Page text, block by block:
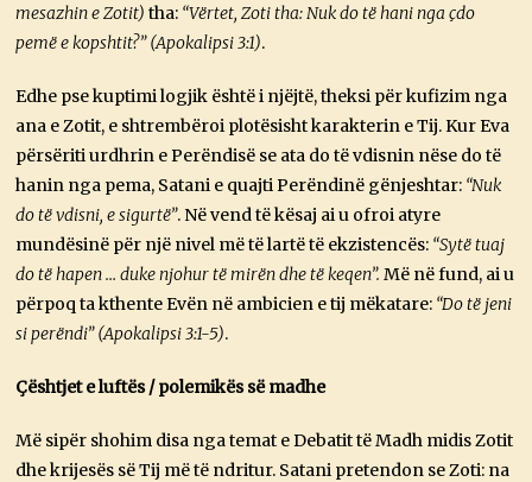
mesazhin e Zotit) tha: “Vërtet, Zoti tha: Nuk do të hani nga çdo
pemë e kopshtit?” (Apokalipsi 3:1).
Edhe pse kuptimi logjik është i njëjtë, theksi për kufizim nga
ana e Zotit, e shtrembëroi plotësisht karakterin e Tij. Kur Eva
përsëriti urdhrin e Perëndisë se ata do të vdisnin nëse do të
hanin nga pema, Satani e quajti Perëndinë gënjeshtar: “Nuk
do të vdisni, e sigurtë”. Në vend të kësaj ai u ofroi atyre
mundësinë për një nivel më të lartë të ekzistencës: “Sytë tuaj
do të hapen … duke njohur të mirën dhe të keqen”. Më në fund, ai u
përpoq ta kthente Evën në ambicien e tij mëkatare: “Do të jeni
si perëndi” (Apokalipsi 3:1-5).
Çështjet e luftës / polemikës së madhe
Më sipër shohim disa nga temat e Debatit të Madh midis Zotit
dhe krijesës së Tij më të ndritur. Satani pretendon se Zoti: na